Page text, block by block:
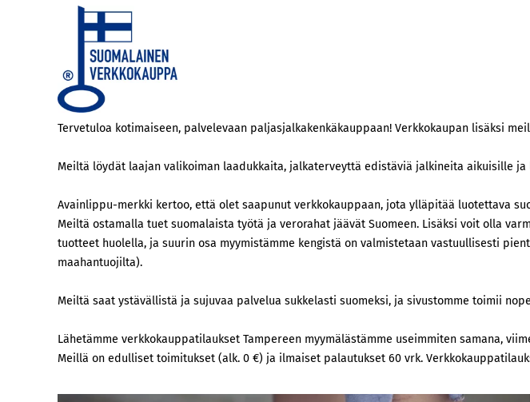
Tervetuloa kotimaiseen, palvelevaan paljasjalkakenkäkauppaan! Verkkokaupan lisäksi
Meiltä löydät laajan valikoiman laadukkaita, jalkaterveyttä edistäviä jalkineita aikuisille
Avainlippu-merkki kertoo, että olet saapunut verkkokauppaan, jota ylläpitää luotettava
Meiltä ostamalla tuet suomalaista työtä ja verorahat jäävät Suomeen. Lisäksi voit olla
tuotteet huolella, ja suurin osa myymistämme kengistä on valmistetaan vastuullisesti
maahantuojilta).
Meiltä saat ystävällistä ja sujuvaa palvelua sukkelasti suomeksi, ja sivustomme toimii
Lähetämme verkkokauppatilaukset Tampereen myymälästämme useimmiten samana,
Meillä on edulliset toimitukset (alk. 0 €) ja ilmaiset palautukset 60 vrk.